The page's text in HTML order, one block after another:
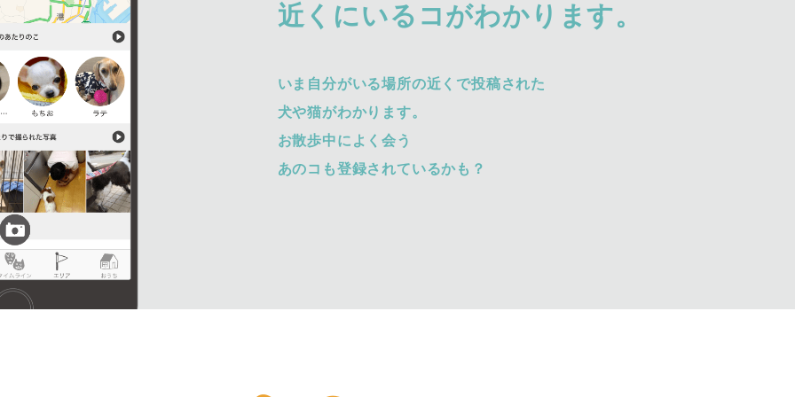
近くにいるコがわかります。
いま自分がいる場所の近くで投稿された
犬や猫がわかります。
お散歩中によく会う
あのコも登録されているかも？